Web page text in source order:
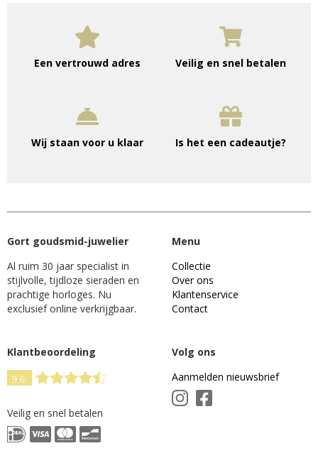
Een vertrouwd adres Veilig en snel betalen
Wij staan voor u klaar Is het een cadeautje?
Gort goudsmid-juwelier
Al ruim 30 jaar specialist in
stijlvolle, tijdloze sieraden en
prachtige horloges. Nu
exclusief online verkrijgbaar.
Menu
Collectie
Over ons
Klantenservice
Contact
Klantbeoordeling
Veilig en snel betalen
Volg ons
Aanmelden nieuwsbrief